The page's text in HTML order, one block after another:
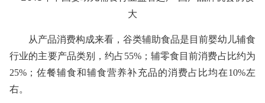
从产品消费构成来看，谷类辅助食品是目前婴幼儿辅食
行业的主要产品类别，约占55%；辅零食目前消费占比约为
25%；佐餐辅食和辅食营养补充品的消费占比均在10%左
右。